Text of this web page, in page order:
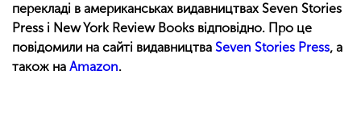
перекладі в американськах видавництвах Seven Stories
Press і New York Review Books відповідно. Про це
повідомили на сайті видавництва Seven Stories Press, а
також на Amazon.